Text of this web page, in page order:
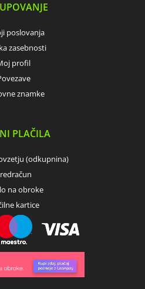
poslovanja
zasebnosti
profil
znamke
PLAČILA
(odkupnina)
na obroke
kartice